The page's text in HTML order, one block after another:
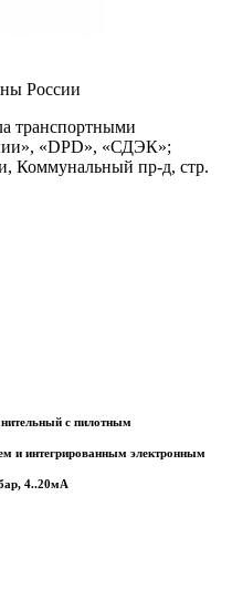
России
транспортными
«DPD», «СДЭК»;
Коммунальный пр-д, стр.
c пилотным
и интегрированным электронным
4..20мА